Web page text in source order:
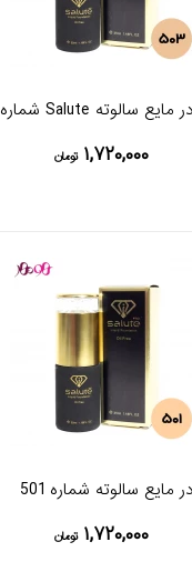
کرم پودر مایع سالوته Salute شماره
۱,۷۲۰,۰۰۰ تومان
مایع سالوته شماره 501
۱,۷۲۰,۰۰۰ تومان